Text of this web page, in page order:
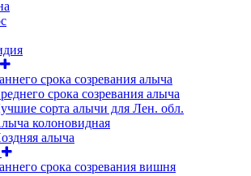
срока созревания алыча
срока созревания алыча
сорта алычи для Лен. обл.
колоновидная
алыча
срока созревания вишня